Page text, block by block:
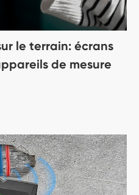
le terrain: écrans
de mesure